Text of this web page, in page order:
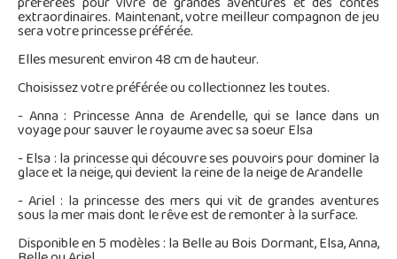
extraordinaires.Maintenant, votre meilleur compagnon de jeu
sera votre princesse préférée.
Elles mesurent environ 48 cmde hauteur.
Choisissez votre préférée ou collectionnez les toutes.
- Anna : Princesse Anna de Arendelle, qui se lance dans un
voyage pour sauver le royaume avec sa soeur Elsa
- Elsa : la princesse qui découvre ses pouvoirs pour dominer la
glace et la neige, qui devient la reine de la neige de Arandelle
- Ariel : la princesse des mers qui vit de grandes aventures
sous la mer mais dont le rêve est de remonter à la surface.
Disponible en 5 modèles : la Belle au Bois Dormant, Elsa, Anna,